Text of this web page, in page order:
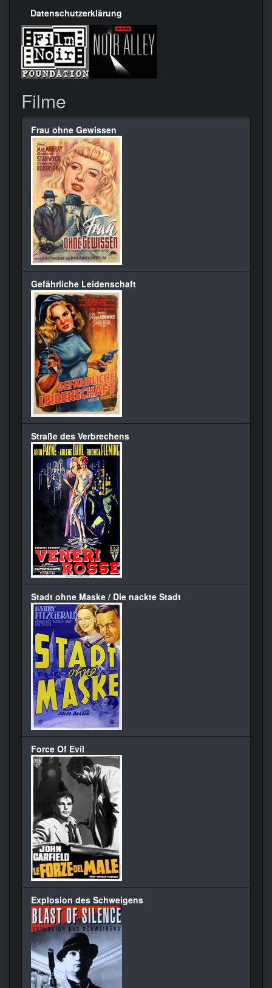
Datenschutzerklärung
Filme
Frau ohne Gewissen
Gefährliche Leidenschaft
Straße des Verbrechens
Stadt ohne Maske / Die nackte Stadt
Force Of Evil
Explosion des Schweigens